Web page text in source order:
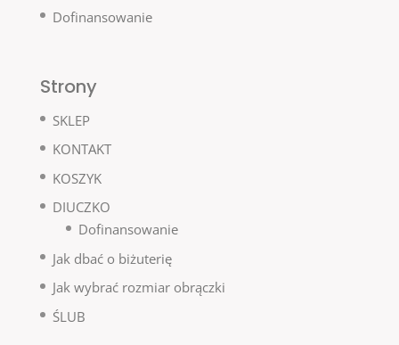
Dofinansowanie
Strony
SKLEP
KONTAKT
KOSZYK
DIUCZKO
Dofinansowanie
Jak dbać o biżuterię
Jak wybrać rozmiar obrączki
ŚLUB